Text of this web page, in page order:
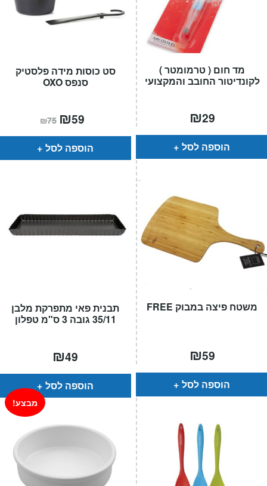
סט כוסות מידה פלסטיק
סנפס OXO
₪75 המחיר
המקורי
היה:
₪75.
₪59
הוא:
הוספה לסל
מד חום ( טרמומטר )
לקונדיטור החובב והמקצועי
₪29
הוספה לסל
תבנית פאי מתפרקת מלבן
35/11 גובה 3 ס"מ טפלון
₪49
הוספה לסל
משטח פיצה במבוק FREE
₪59
הוספה לסל
מבצע!